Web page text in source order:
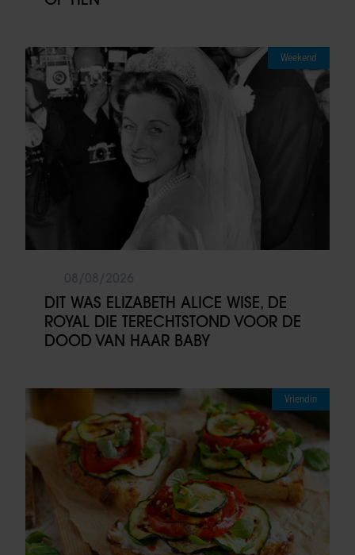
Weekend
DIT WAS ELIZABETH ALICE WISE, DE
ROYAL DIE TERECHTSTOND VOOR DE
DOOD VAN HAAR BABY
Vriendin